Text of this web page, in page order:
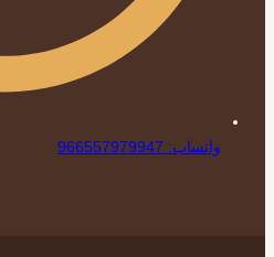
واتساب: 966557979947